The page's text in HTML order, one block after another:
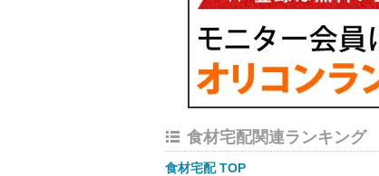
食材宅配関連ランキング
食材宅配 TOP